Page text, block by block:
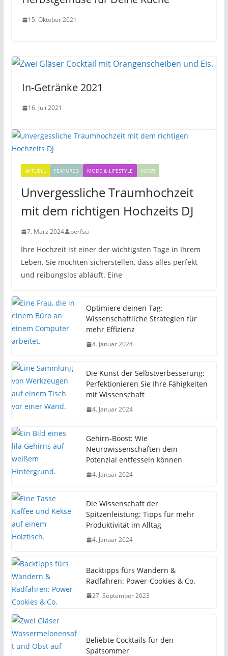
15. Oktober 2021
In-Getränke 2021
16. Juli 2021
AKTUELL FEATURED MODE & LIFESTYLE NEWS
Unvergessliche Traumhochzeit
mit dem richtigen Hochzeits DJ
7. März 2024 perfsci
Ihre Hochzeit ist einer der wichtigsten Tage in Ihrem
Leben. Sie möchten sicherstellen, dass alles perfekt
und reibungslos abläuft. Eine
Optimiere deinen Tag:
Wissenschaftliche Strategien für
mehr Effizienz
4. Januar 2024
Die Kunst der Selbstverbesserung:
Perfektionieren Sie Ihre Fähigkeiten
mit Wissenschaft
4. Januar 2024
Gehirn-Boost: Wie
Neurowissenschaften dein
Potenzial entfesseln können
4. Januar 2024
Die Wissenschaft der
Spitzenleistung: Tipps für mehr
Produktivität im Alltag
4. Januar 2024
Backtipps fürs Wandern &
Radfahren: Power-Cookies & Co.
27. September 2023
Beliebte Cocktails für den
Spätsommer